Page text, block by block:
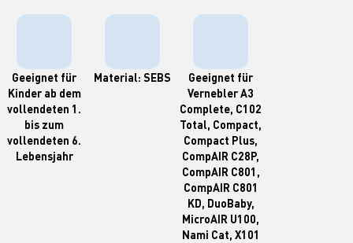
Geeignet für
Kinder ab dem
vollendeten 1.
bis zum
vollendeten 6.
Lebensjahr
Material: SEBS
Geeignet für
Vernebler A3
Complete, C102
Total, Compact,
Compact Plus,
CompAIR C28P,
CompAIR C801,
CompAIR C801
KD, DuoBaby,
MicroAIR U100,
Nami Cat, X101